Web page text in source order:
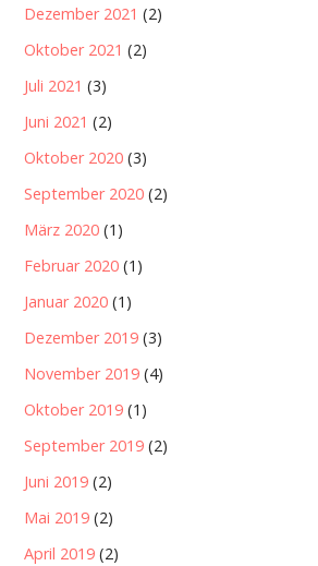
Dezember 2021 (2)
Oktober 2021 (2)
Juli 2021 (3)
Juni 2021 (2)
Oktober 2020 (3)
September 2020 (2)
März 2020 (1)
Februar 2020 (1)
Januar 2020 (1)
Dezember 2019 (3)
November 2019 (4)
Oktober 2019 (1)
September 2019 (2)
Juni 2019 (2)
Mai 2019 (2)
April 2019 (2)